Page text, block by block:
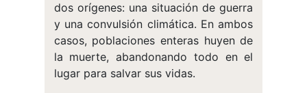
dos orígenes: una situación de guerra
y una convulsión climática. En ambos
casos, poblaciones enteras huyen de
la muerte, abandonando todo en el
lugar para salvar sus vidas.